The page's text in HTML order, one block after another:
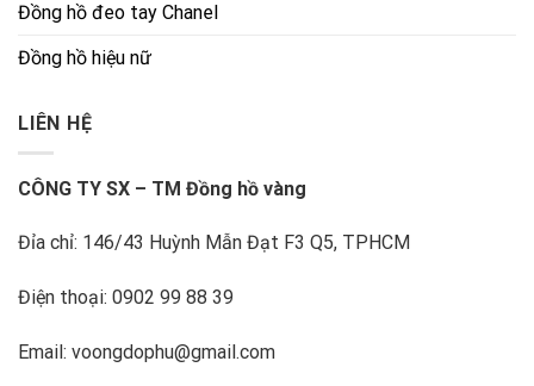
Đồng hồ đeo tay Chanel
Đồng hồ hiệu nữ
LIÊN HỆ
CÔNG TY SX – TM Đồng hồ vàng
Đỉa chỉ: 146/43 Huỳnh Mẫn Đạt F3 Q5, TPHCM
Điện thoại: 0902 99 88 39
Email: voongdophu@gmail.com